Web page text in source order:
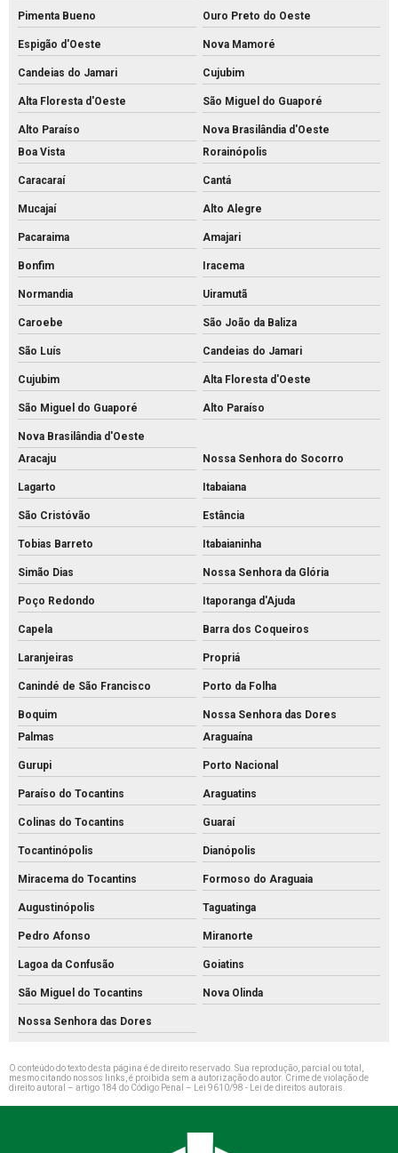
Pimenta Bueno Ouro Preto do Oeste
Espigão d'Oeste Nova Mamoré
Candeias do Jamari Cujubim
Alta Floresta d'Oeste São Miguel do Guaporé
Alto Paraíso
Nova Brasilândia d'Oeste
Boa Vista
Rorainópolis
Caracaraí Cantá
Mucajaí Alto Alegre
Pacaraima Amajari
Bonfim Iracema
Normandia Uiramutã
Caroebe São João da Baliza
São Luís Candeias do Jamari
Cujubim Alta Floresta d'Oeste
São Miguel do Guaporé Alto Paraíso
Nova Brasilândia d'Oeste
Aracaju
Nossa Senhora do Socorro
Lagarto Itabaiana
São Cristóvão Estância
Tobias Barreto Itabaianinha
Simão Dias Nossa Senhora da Glória
Poço Redondo Itaporanga d'Ajuda
Capela Barra dos Coqueiros
Laranjeiras Propriá
Canindé de São Francisco Porto da Folha
Boquim
Nossa Senhora das Dores
Palmas
Araguaína
Gurupi Porto Nacional
Paraíso do Tocantins Araguatins
Colinas do Tocantins Guaraí
Tocantinópolis Dianópolis
Miracema do Tocantins Formoso do Araguaia
Augustinópolis Taguatinga
Pedro Afonso Miranorte
Lagoa da Confusão Goiatins
São Miguel do Tocantins Nova Olinda
Nossa Senhora das Dores
O conteúdo do texto desta página é de direito reservado. Sua reprodução, parcial ou total,
mesmo citando nossos links, é proibida sem a autorização do autor. Crime de violação de
direito autoral – artigo 184 do Código Penal –
Lei 9610/98 - Lei de direitos autorais